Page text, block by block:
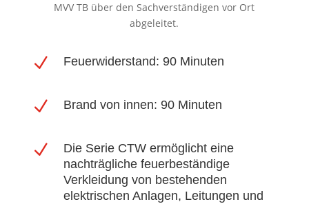
MVV TB über den Sachverständigen vor Ort
abgeleitet.
N Feuerwiderstand: 90 Minuten
N Brand von innen: 90 Minuten
N
Die Serie CTW ermöglicht eine
nachträgliche feuerbeständige
Verkleidung von bestehenden
elektrischen Anlagen, Leitungen und